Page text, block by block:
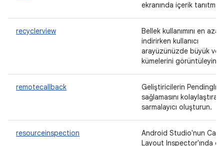
ekranında içerik tanıtma
recyclerview
Bellek kullanımını en aza
indirirken kullanıcı
arayüzünüzde büyük veri
kümelerini görüntüleyin.
remotecallback
Geliştiricilerin
sağlamasını
sarmalayıcı oluşturun.
resourceinspection
Android Studio'nun Canlı
Layout Inspector'ında